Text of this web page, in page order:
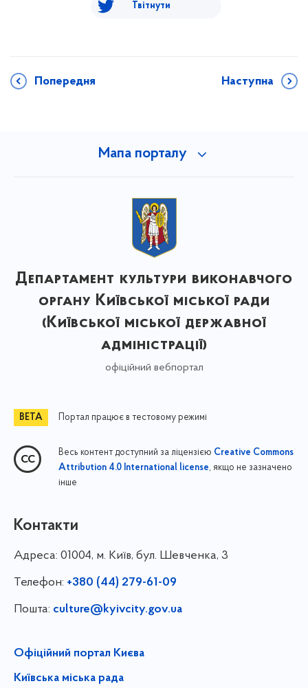
Твітнути
Попередня Наступна
Мапа порталу
Департамент культури виконавчого
органу Київської міської ради
(Київської міської державної
адміністрації)
офіційний вебпортал
Портал працює в тестовому режимі
Весь контент доступний за ліцензією Creative Commons
Attribution 4.0 International license, якщо не зазначено
інше
Контакти
Адреса: 01004, м. Київ, бул. Шевченка, 3
Телефон: +380 (44) 279-61-09
Пошта: culture@kyivcity.gov.ua
Офіційний портал Києва
Київська міська рада